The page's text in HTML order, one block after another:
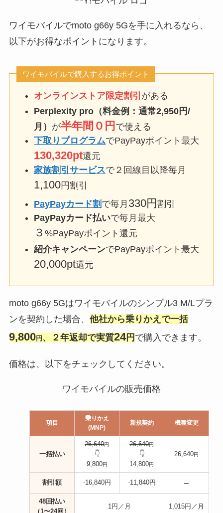
ワイモバイルでmoto g66y 5Gを手に入れるなら、
以下がお得なポイントになります。
ワイモバイルで購入するお得ポイント
オンラインストア限定割引 がある
Perplexity pro（料金例：通常2,950円/
月） が半年間０円 で使える
下取りプログラムでPayPayポイント最大
130,320pt還元
家族割引サービスで２回線目以降毎月
1,100円割引
PayPayカード割 で毎月 330円割引
PayPayカード払いで毎月最大
３%PayPayポイント還元
紹介キャンペーンでPayPayポイント最大
20,000pt還元
moto g66y 5Gはワイモバイルのシンプル3 M/Lプラ
ンを契約した場合、 他社から乗りかえで一括
9,800円 、２年返却で実質24円 で購入できます。
価格は、以下をチェックしてください。
ワイモバイルの販売価格
項目
乗りかえ
(MNP)
新規契約 機種変更
一括払い
26,640円
👇️
9,800円
26,640円
👇️
14,800円
26,640円
割引額 -16,840円 -11,840円 –
48回払い
（1〜24回）
1円／月 1,015円／月